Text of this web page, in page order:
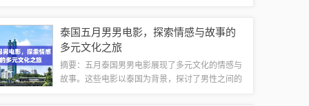
体验，无需等待广告播放，直接沉浸在精彩的...
泰国五月男男电影，探索情感与故事的
多元文化之旅
摘要：五月泰国男男电影展现了多元文化的情感与
故事。这些电影以泰国为背景，探讨了男性之间的